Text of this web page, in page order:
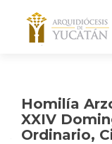
Homilía
XXIV
Ordinario,